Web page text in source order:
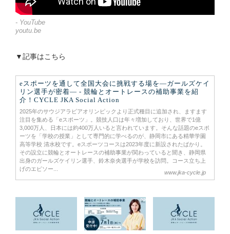
- YouTube
youtu.be
▼記事はこちら
eスポーツを通して全国大会に挑戦する場を―ガールズケイ
リン選手が密着― - 競輪とオートレースの補助事業を紹
介！CYCLE JKA Social Action
2025年のサウジアラビアオリンピックより正式種目に追加され、ますます
注目を集める「eスポーツ」。競技人口は年々増加しており、世界で1億
3,000万人、日本には約400万人いると言われています。そんな話題のeスポ
ーツを「学校の授業」として専門的に学べるのが、静岡市にある精華学園
高等学校 清水校です。eスポーツコースは2023年度に新設されたばかり。
その設立に競輪とオートレースの補助事業が関わっていると聞き、静岡県
出身のガールズケイリン選手、鈴木奈央選手が学校を訪問。コース立ち上
げのエピソー...
www.jka-cycle.jp